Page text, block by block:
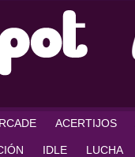
ACERTIJOS
IDLE LUCHA